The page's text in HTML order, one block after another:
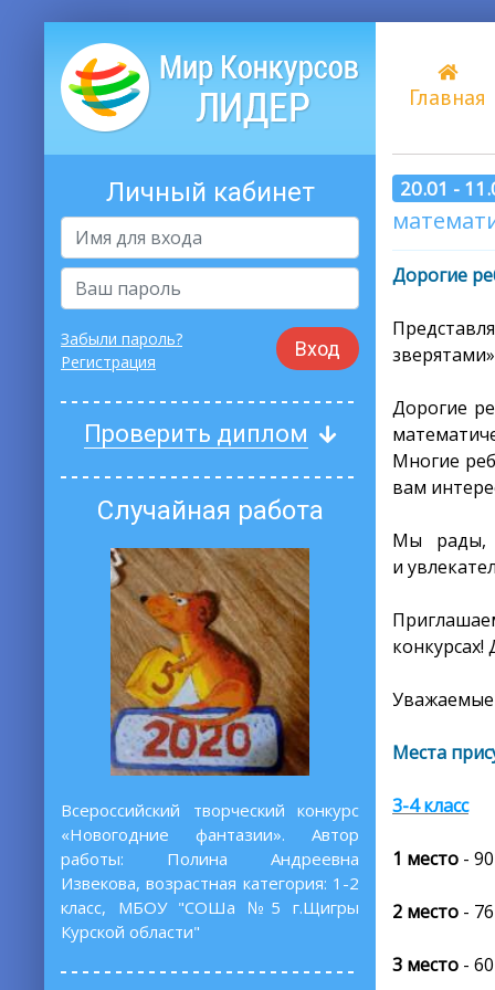
Главная
Личный кабинет
Вход
Забыли пароль?
Регистрация
Проверить диплом
Случайная работа
Всероссийский творческий конкурс
«Новогодние фантазии». Автор
работы: Полина Андреевна
Извекова, возрастная категория: 1-2
класс, МБОУ "СОШа №5 г.Щигры
Курской области"
20.01 -
Дорогие
Дорогие
Многие
вам
Мы рады,
и
Уважаемые
Места
3-4 класс
1 место -
2 место -
3 место -